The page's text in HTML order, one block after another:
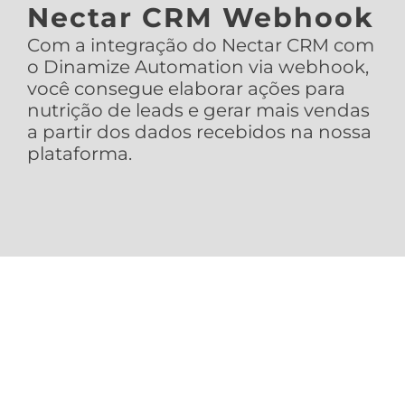
Nectar CRM Webhook
Com a integração do Nectar CRM com
o Dinamize Automation via webhook,
você consegue elaborar ações para
nutrição de leads e gerar mais vendas
a partir dos dados recebidos na nossa
plataforma.